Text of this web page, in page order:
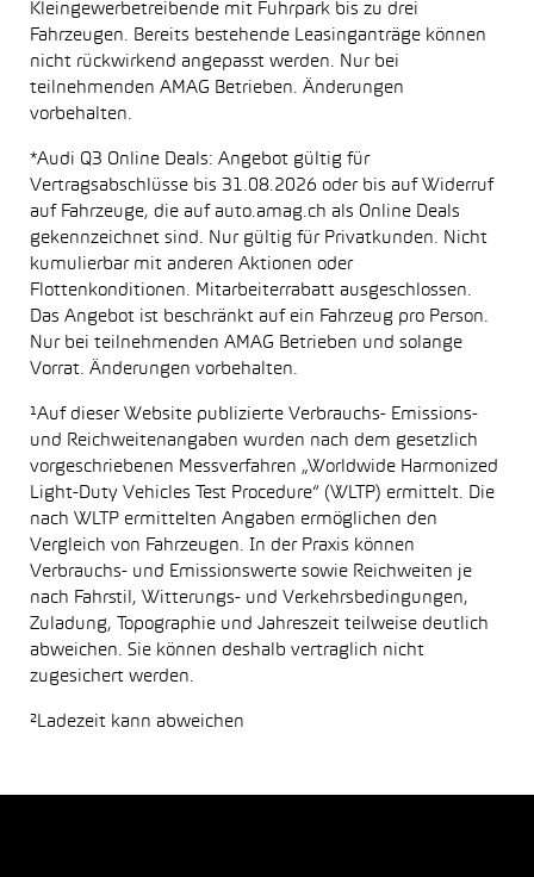
Kleingewerbetreibende mit Fuhrpark bis zu drei
Fahrzeugen. Bereits bestehende Leasinganträge können
nicht rückwirkend angepasst werden. Nur bei
teilnehmenden AMAG Betrieben. Änderungen
vorbehalten.
*Audi Q3 Online Deals: Angebot gültig für
Vertragsabschlüsse bis 31.08.2026 oder bis auf Widerruf
auf Fahrzeuge, die auf auto.amag.ch als Online Deals
gekennzeichnet sind. Nur gültig für Privatkunden. Nicht
kumulierbar mit anderen Aktionen oder
Flottenkonditionen. Mitarbeiterrabatt ausgeschlossen.
Das Angebot ist beschränkt auf ein Fahrzeug pro Person.
Nur bei teilnehmenden AMAG Betrieben und solange
Vorrat. Änderungen vorbehalten.
¹Auf dieser Website publizierte Verbrauchs- Emissions-
und Reichweitenangaben wurden nach dem gesetzlich
vorgeschriebenen Messverfahren „Worldwide Harmonized
Light-Duty Vehicles Test Procedure“ (WLTP) ermittelt. Die
nach WLTP ermittelten Angaben ermöglichen den
Vergleich von Fahrzeugen. In der Praxis können
Verbrauchs- und Emissionswerte sowie Reichweiten je
nach Fahrstil, Witterungs- und Verkehrsbedingungen,
Zuladung, Topographie und Jahreszeit teilweise deutlich
abweichen. Sie können deshalb vertraglich nicht
zugesichert werden.
²Ladezeit kann abweichen